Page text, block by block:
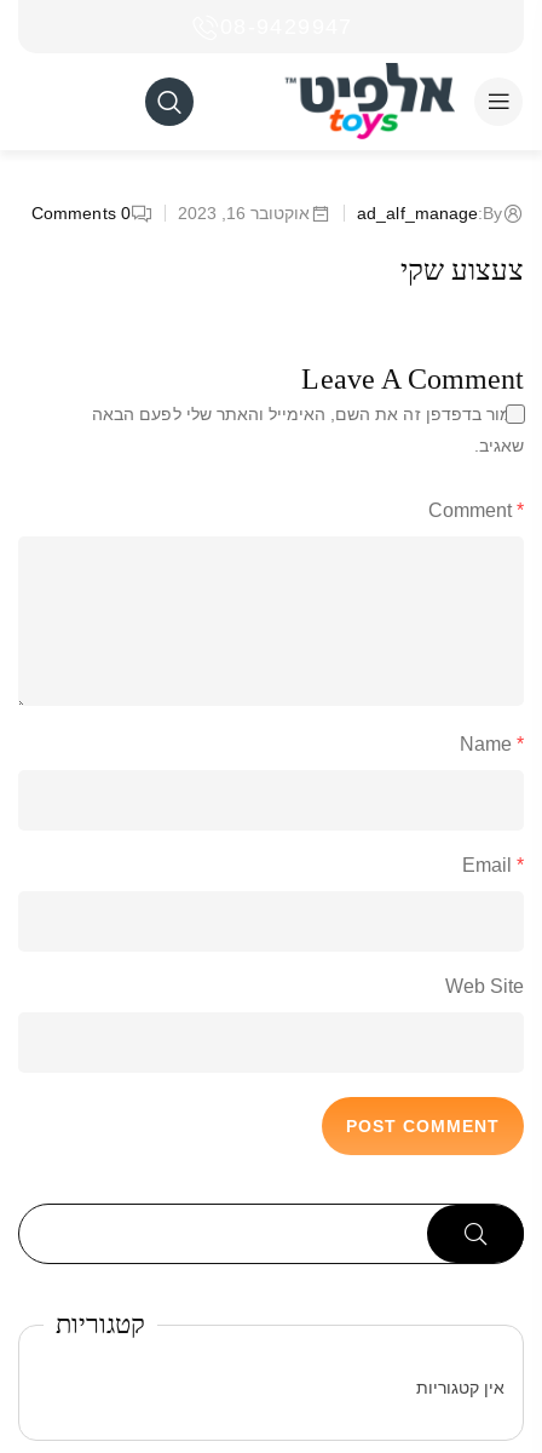
By:
ad_alf_manage אוקטובר 16, 2023 0
Comments
צעצוע שקי
Leave A Comment
שמור בדפדפן זה את השם, האימייל והאתר שלי לפעם הבאה
שאגיב.
*
Comment
*
Name
*
Email
Web Site
קטגוריות
אין קטגוריות